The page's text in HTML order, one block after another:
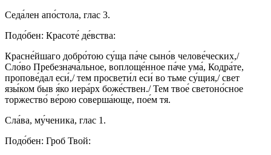
Седа́лен апо́стола, глас 3.
Подо́бен: Красоте́ де́вства:
Красне́йшаго добро́тою су́ща па́че сыно́в челове́ческих,/
Сло́во Пребезнача́льное, воплоще́нное па́че ума́, Кодра́те,
пропове́дал еси́,/ тем просвети́л еси́ во тьме су́щия,/ свет
язы́ком быв я́ко иера́рх боже́ствен./ Тем твое́ светоно́сное
торжество́ ве́рою соверша́юще, пое́м тя.
Сла́ва, му́ченика, глас 1.
Подо́бен: Гроб Твой: